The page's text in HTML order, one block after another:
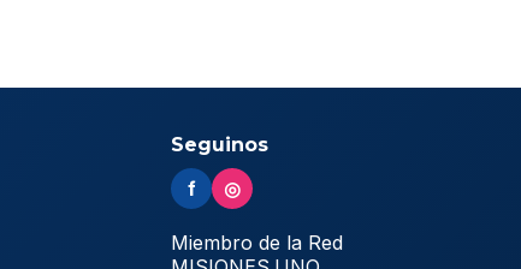
Seguinos
f ◎
Miembro de la Red